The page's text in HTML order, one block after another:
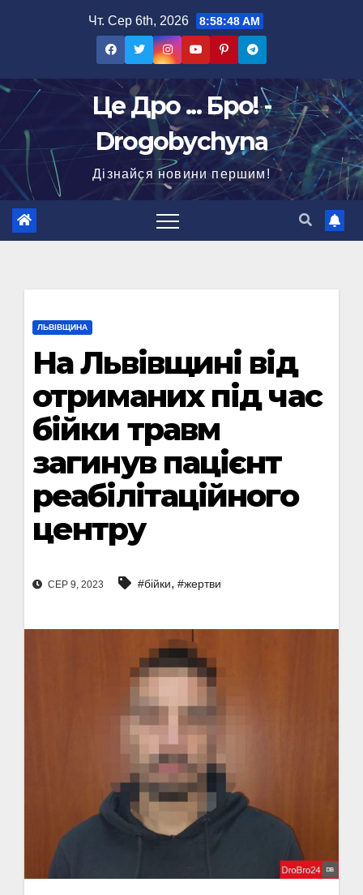
Чт. Сер 6th, 2026 8:58:49 AM
Це Дро ... Бро! -
Drogobychyna
Дізнайся новини першим!
ЛЬВІВЩИНА
На Львівщині від
отриманих під час
бійки травм
загинув пацієнт
реабілітаційного
центру
СЕР 9, 2023 #бійки, #жертви